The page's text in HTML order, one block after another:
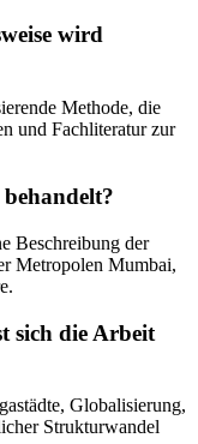
wird
Methode, die
und Fachliteratur zur
Beschreibung der
Metropolen Mumbai,
sich die Arbeit
Globalisierung,
Strukturwandel